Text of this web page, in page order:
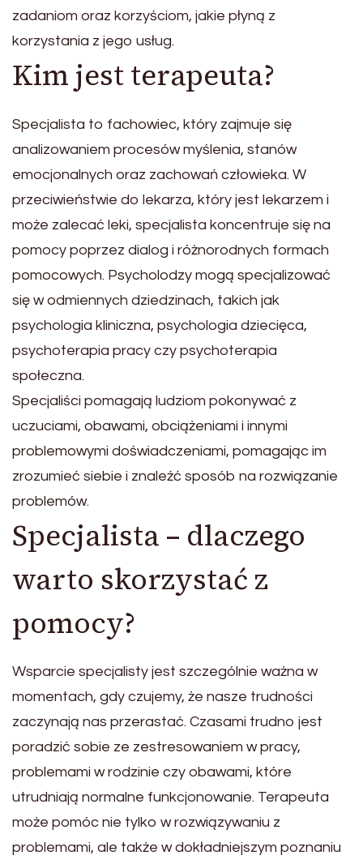
zadaniom oraz korzyściom, jakie płyną z
korzystania z jego usług.
Kim jest terapeuta?
Specjalista to fachowiec, który zajmuje się
analizowaniem procesów myślenia, stanów
emocjonalnych oraz zachowań człowieka. W
przeciwieństwie do lekarza, który jest lekarzem i
może zalecać leki, specjalista koncentruje się na
pomocy poprzez dialog i różnorodnych formach
pomocowych. Psycholodzy mogą specjalizować
się w odmiennych dziedzinach, takich jak
psychologia kliniczna, psychologia dziecięca,
psychoterapia pracy czy psychoterapia
społeczna.
Specjaliści pomagają ludziom pokonywać z
uczuciami, obawami, obciążeniami i innymi
problemowymi doświadczeniami, pomagając im
zrozumieć siebie i znaleźć sposób na rozwiązanie
problemów.
Specjalista – dlaczego
warto skorzystać z
pomocy?
Wsparcie specjalisty jest szczególnie ważna w
momentach, gdy czujemy, że nasze trudności
zaczynają nas przerastać. Czasami trudno jest
poradzić sobie ze zestresowaniem w pracy,
problemami w rodzinie czy obawami, które
utrudniają normalne funkcjonowanie. Terapeuta
może pomóc nie tylko w rozwiązywaniu z
problemami, ale także w dokładniejszym poznaniu